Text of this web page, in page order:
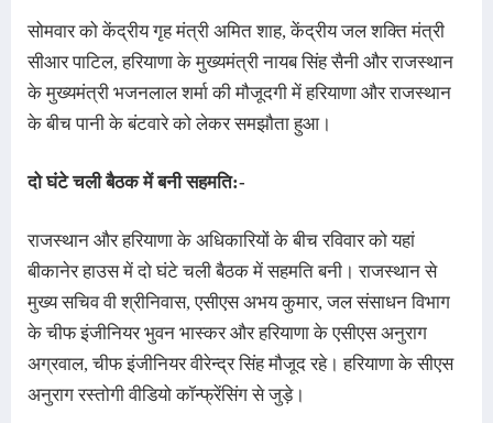
सोमवार को केंद्रीय गृह मंत्री अमित शाह, केंद्रीय जल शक्ति मंत्री
सीआर पाटिल, हरियाणा के मुख्यमंत्री नायब सिंह सैनी और राजस्थान
के मुख्यमंत्री भजनलाल शर्मा की मौजूदगी में हरियाणा और राजस्थान
के बीच पानी के बंटवारे को लेकर समझौता हुआ।
दो घंटे चली बैठक में बनी सहमति:-
राजस्थान और हरियाणा के अधिकारियों के बीच रविवार को यहां
बीकानेर हाउस में दो घंटे चली बैठक में सहमति बनी। राजस्थान से
मुख्य सचिव वी श्रीनिवास, एसीएस अभय कुमार, जल संसाधन विभाग
के चीफ इंजीनियर भुवन भास्कर और हरियाणा के एसीएस अनुराग
अग्रवाल, चीफ इंजीनियर वीरेन्द्र सिंह मौजूद रहे। हरियाणा के सीएस
अनुराग रस्तोगी वीडियो कॉन्फ्रेंसिंग से जुड़े।